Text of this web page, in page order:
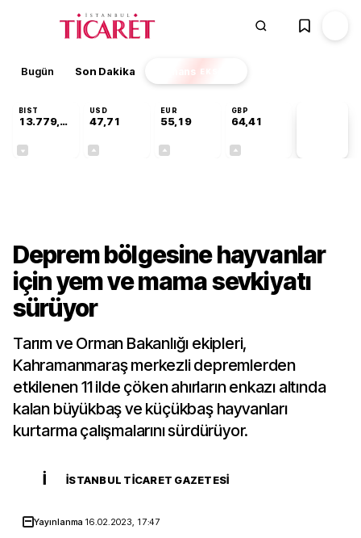
Bugün Son Dakika Finans EKSTRA
BIST
13.779,39
USD
47,71
EUR
55,19
GBP
64,41
Deprem bölgesine hayvanlar
için yem ve mama sevkiyatı
sürüyor
Tarım ve Orman Bakanlığı ekipleri,
Kahramanmaraş merkezli depremlerden
etkilenen 11 ilde çöken ahırların enkazı altında
kalan büyükbaş ve küçükbaş hayvanları
kurtarma çalışmalarını sürdürüyor.
İ İSTANBUL TICARET GAZETESI
Yayınlanma 16.02.2023, 17:47